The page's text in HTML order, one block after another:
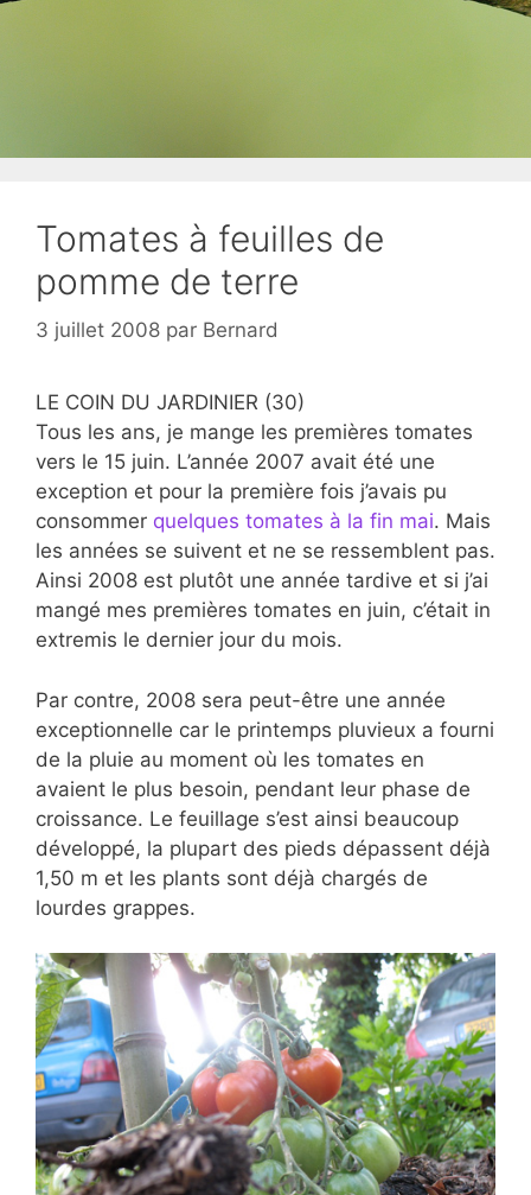
Tomates à feuilles de
pomme de terre
3 juillet 2008 par Bernard
LE COIN DU JARDINIER (30)
Tous les ans, je mange les premières tomates
vers le 15 juin. L’année 2007 avait été une
exception et pour la première fois j’avais pu
consommer quelques tomates à la fin mai. Mais
les années se suivent et ne se ressemblent pas.
Ainsi 2008 est plutôt une année tardive et si j’ai
mangé mes premières tomates en juin, c’était in
extremis le dernier jour du mois.
Par contre, 2008 sera peut-être une année
exceptionnelle car le printemps pluvieux a fourni
de la pluie au moment où les tomates en
avaient le plus besoin, pendant leur phase de
croissance. Le feuillage s’est ainsi beaucoup
développé, la plupart des pieds dépassent déjà
1,50 m et les plants sont déjà chargés de
lourdes grappes.